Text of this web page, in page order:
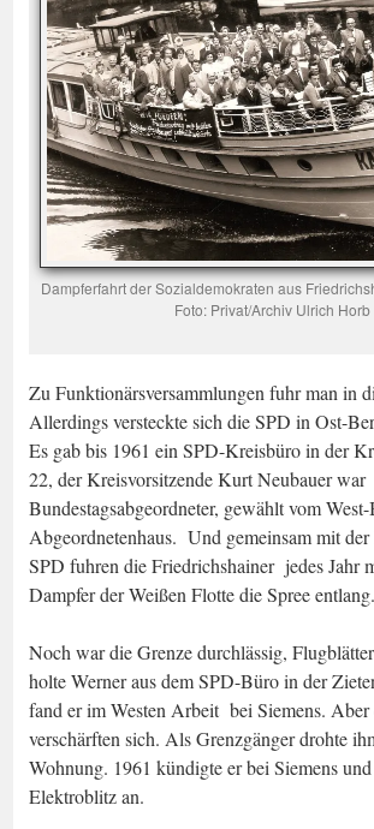
Dampferfahrt der Sozialdemokraten aus
Foto: Privat/Archiv Ulrich Horb
Zu Funktionärsversammlungen fuhr man in
Allerdings versteckte sich die SPD in Ost-
Es gab bis 1961 ein SPD-Kreisbüro in der
22, der Kreisvorsitzende Kurt Neubauer war
Bundestagsabgeordneter, gewählt vom
Abgeordnetenhaus. Und gemeinsam mit
SPD fuhren die Friedrichshainer jedes Jahr
Dampfer der Weißen Flotte die Spree entlang.
Noch war die Grenze durchlässig,
holte Werner aus dem SPD-Büro in der
fand er im Westen Arbeit bei Siemens.
verschärften sich. Als Grenzgänger drohte
Wohnung. 1961 kündigte er bei Siemens
Elektroblitz an.